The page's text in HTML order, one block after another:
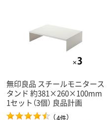
無印良品 スチールモニタース
タンド 約381×260×100mm
1セット（3個） 良品計画
（4件）